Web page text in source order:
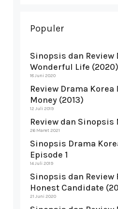
Populer
Sinopsis dan Review
Wonderful Life (2020)
18 Juni 2020
Review Drama
Money (2013)
12 Juli 2019
Review dan Sinopsis
26 Maret 2021
Sinopsis Drama
Episode 1
14 Juli 2019
Sinopsis dan Review
Honest Candidate
21 Juni 2020